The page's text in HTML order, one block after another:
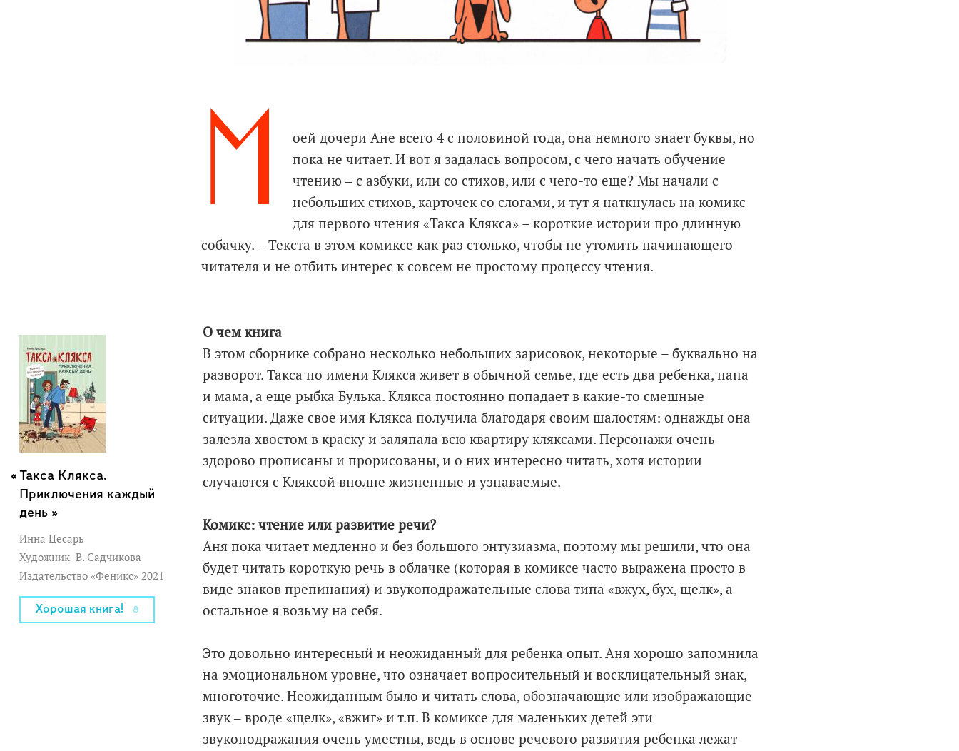
М
оей дочери Ане всего 4 с половиной года, она немного знает буквы, но
пока не читает. И вот я задалась вопросом, с чего начать обучение
чтению ‒ с азбуки, или со стихов, или с чего-то еще? Мы начали с
небольших стихов, карточек со слогами, и тут я наткнулась на комикс
для первого чтения «Такса Клякса» – короткие истории про длинную
собачку. – Текста в этом комиксе как раз столько, чтобы не утомить начинающего
читателя и не отбить интерес к совсем не простому процессу чтения.
Такса Клякса.
Приключения каждый
день »
Инна Цесарь
Художник В. Садчикова
Издательство «Феникс» 2021
Хорошая книга! 8
О чем книга
В этом сборнике собрано несколько небольших зарисовок, некоторые – буквально на
разворот. Такса по имени Клякса живет в обычной семье, где есть два ребенка, папа
и мама, а еще рыбка Булька. Клякса постоянно попадает в какие-то смешные
ситуации. Даже свое имя Клякса получила благодаря своим шалостям: однажды она
залезла хвостом в краску и заляпала всю квартиру кляксами. Персонажи очень
здорово прописаны и прорисованы, и о них интересно читать, хотя истории
случаются с Кляксой вполне жизненные и узнаваемые.
Комикс: чтение или развитие речи?
Аня пока читает медленно и без большого энтузиазма, поэтому мы решили, что она
будет читать короткую речь в облачке (которая в комиксе часто выражена просто в
виде знаков препинания) и звукоподражательные слова типа «вжух, бух, щелк», а
остальное я возьму на себя.
Это довольно интересный и неожиданный для ребенка опыт. Аня хорошо запомнила
на эмоциональном уровне, что означает вопросительный и восклицательный знак,
многоточие. Неожиданным было и читать слова, обозначающие или изображающие
звук ‒ вроде «щелк», «вжиг» и т.п. В комиксе для маленьких детей эти
звукоподражания очень уместны, ведь в основе речевого развития ребенка лежат